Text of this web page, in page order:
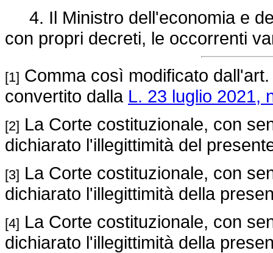
4. Il Ministro dell'economia e
con propri decreti, le occorrenti
[1] Comma così modificato
convertito dalla L. 23 luglio 2021,
[2] La Corte costituzionale, con
dichiarato l'illegittimità del
[3] La Corte costituzionale, con
dichiarato l'illegittimità della
[4] La Corte costituzionale, con
dichiarato l'illegittimità della